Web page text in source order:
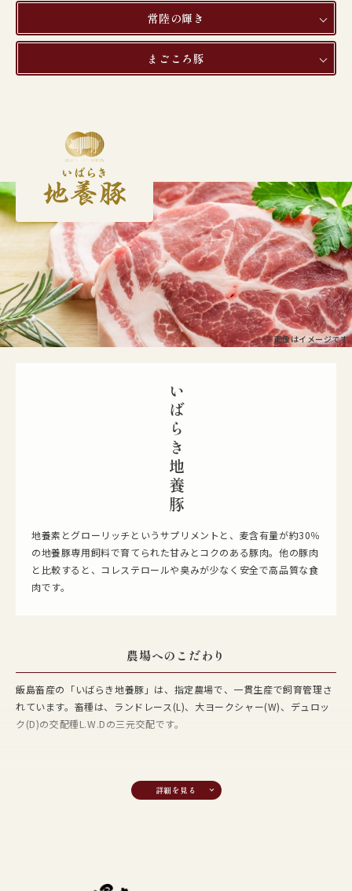
常陸の輝き
まごころ豚
※画像はイメージです
いばらき地養豚
地養素とグローリッチというサプリメントと、麦含有量が約30％
の地養豚専用飼料で育てられた甘みとコクのある豚肉。他の豚肉
と比較すると、コレステロールや臭みが少なく安全で高品質な食
肉です。
農場へのこだわり
飯島畜産の「いばらき地養豚」は、指定農場で、一貫生産で飼育管理さ
れています。畜種は、ランドレース(L)、大ヨークシャー(W)、デュロッ
ク(D)の交配種L.W.Dの三元交配です。